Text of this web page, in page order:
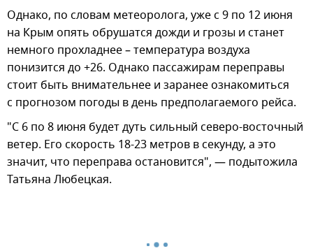
Однако, по словам метеоролога, уже с 9 по 12 июня
на Крым опять обрушатся дожди и грозы и станет
немного прохладнее – температура воздуха
понизится до +26. Однако пассажирам переправы
стоит быть внимательнее и заранее ознакомиться
с прогнозом погоды в день предполагаемого рейса.
"С 6 по 8 июня будет дуть сильный северо-восточный
ветер. Его скорость 18-23 метров в секунду, а это
значит, что переправа остановится", — подытожила
Татьяна Любецкая.